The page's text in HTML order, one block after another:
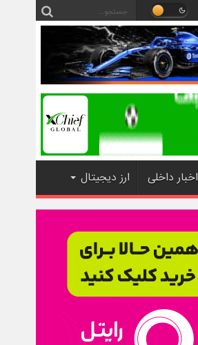
اخبار داخلی ارز دیجیتال